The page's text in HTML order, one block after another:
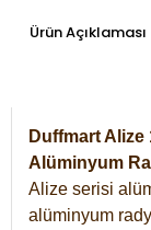
Ürün Açıklaması
Duffmart Alize
Alüminyum
Alize serisi
alüminyum